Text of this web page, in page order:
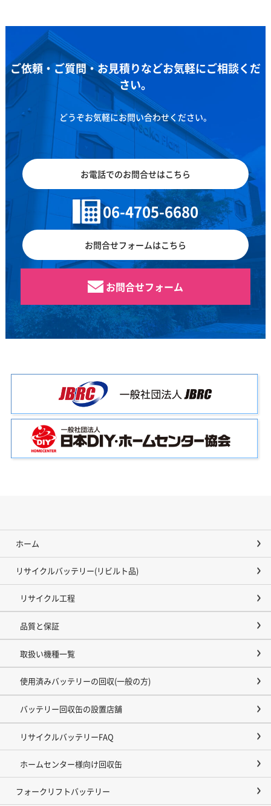
ご依頼・ご質問・お見積りなどお気軽にご相談くだ
さい。
どうぞお気軽にお問い合わせください。
お電話でのお問合せはこちら
06-4705-6680
お問合せフォームはこちら
お問合せフォーム
ホーム
リサイクルバッテリー(リビルト品)
リサイクル工程
品質と保証
取扱い機種一覧
使用済みバッテリーの回収(一般の方)
バッテリー回収缶の設置店舗
リサイクルバッテリーFAQ
ホームセンター様向け回収缶
フォークリフトバッテリー